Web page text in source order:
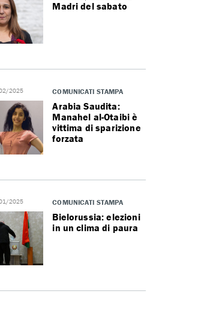
Madri del sabato
2025 COMUNICATI STAMPA
Arabia Saudita:
Manahel al-Otaibi è
vittima di sparizione
forzata
2025 COMUNICATI STAMPA
Bielorussia: elezioni
in un clima di paura